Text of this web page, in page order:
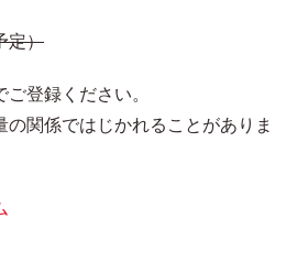
定）
登録ください。
関係ではじかれることがありま